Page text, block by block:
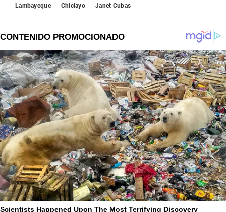
Lambayeque Chiclayo Janet Cubas